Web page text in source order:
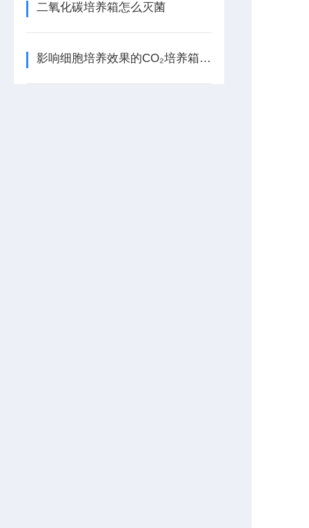
二氧化碳培养箱怎么灭菌
影响细胞培养效果的CO₂培养箱关键技术因素